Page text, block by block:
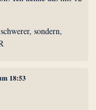
sondern,
18:53